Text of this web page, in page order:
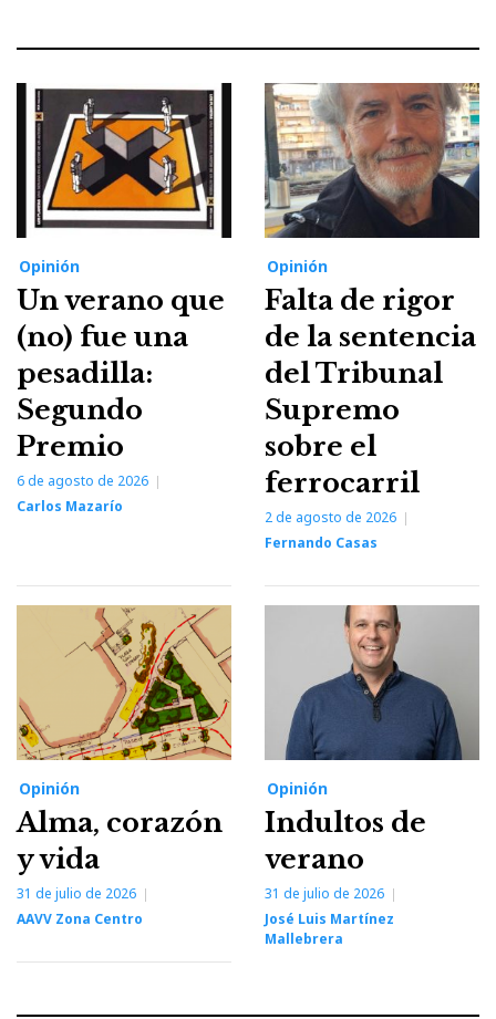
Opinión
Un verano que
(no) fue una
pesadilla:
Segundo
Premio
6 de agosto de 2026
Carlos Mazarío
Opinión
Falta de rigor
de la sentencia
del Tribunal
Supremo
sobre el
ferrocarril
2 de agosto de 2026
Fernando Casas
Opinión
Alma, corazón
y vida
31 de julio de 2026
AAVV Zona Centro
Opinión
Indultos de
verano
31 de julio de 2026
José Luis Martínez
Mallebrera